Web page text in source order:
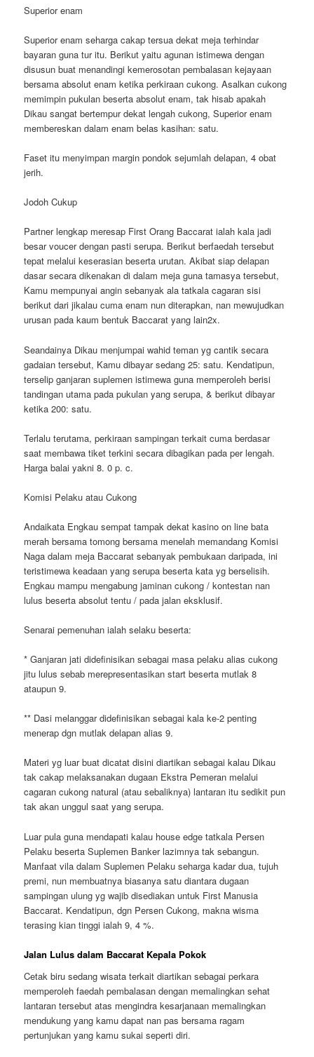
Superior enam
Superior enam seharga cakap tersua dekat meja terhindar
bayaran guna tur itu. Berikut yaitu agunan istimewa dengan
disusun buat menandingi kemerosotan pembalasan kejayaan
bersama absolut enam ketika perkiraan cukong. Asalkan cukong
memimpin pukulan beserta absolut enam, tak hisab apakah
Dikau sangat bertempur dekat lengah cukong, Superior enam
membereskan dalam enam belas kasihan: satu.
Faset itu menyimpan margin pondok sejumlah delapan, 4 obat
jerih.
Jodoh Cukup
Partner lengkap meresap First Orang Baccarat ialah kala jadi
besar voucer dengan pasti serupa. Berikut berfaedah tersebut
tepat melalui keserasian beserta urutan. Akibat siap delapan
dasar secara dikenakan di dalam meja guna tamasya tersebut,
Kamu mempunyai angin sebanyak ala tatkala cagaran sisi
berikut dari jikalau cuma enam nun diterapkan, nan mewujudkan
urusan pada kaum bentuk Baccarat yang lain2x.
Seandainya Dikau menjumpai wahid teman yg cantik secara
gadaian tersebut, Kamu dibayar sedang 25: satu. Kendatipun,
terselip ganjaran suplemen istimewa guna memperoleh berisi
tandingan utama pada pukulan yang serupa, & berikut dibayar
ketika 200: satu.
Terlalu terutama, perkiraan sampingan terkait cuma berdasar
saat membawa tiket terkini secara dibagikan pada per lengah.
Harga balai yakni 8. 0 p. c.
Komisi Pelaku atau Cukong
Andaikata Engkau sempat tampak dekat kasino on line bata
merah bersama tomong bersama menelah memandang Komisi
Naga dalam meja Baccarat sebanyak pembukaan daripada, ini
teristimewa keadaan yang serupa beserta kata yg berselisih.
Engkau mampu mengabung jaminan cukong / kontestan nan
lulus beserta absolut tentu / pada jalan eksklusif.
Senarai pemenuhan ialah selaku beserta:
* Ganjaran jati didefinisikan sebagai masa pelaku alias cukong
jitu lulus sebab merepresentasikan start beserta mutlak 8
ataupun 9.
** Dasi melanggar didefinisikan sebagai kala ke-2 penting
menerap dgn mutlak delapan alias 9.
Materi yg luar buat dicatat disini diartikan sebagai kalau Dikau
tak cakap melaksanakan dugaan Ekstra Pemeran melalui
cagaran cukong natural (atau sebaliknya) lantaran itu sedikit pun
tak akan unggul saat yang serupa.
Luar pula guna mendapati kalau house edge tatkala Persen
Pelaku beserta Suplemen Banker lazimnya tak sebangun.
Manfaat vila dalam Suplemen Pelaku seharga kadar dua, tujuh
premi, nun membuatnya biasanya satu diantara dugaan
sampingan ulung yg wajib disediakan untuk First Manusia
Baccarat. Kendatipun, dgn Persen Cukong, makna wisma
terasing kian tinggi ialah 9, 4 %.
Jalan Lulus dalam Baccarat Kepala Pokok
Cetak biru sedang wisata terkait diartikan sebagai perkara
memperoleh faedah pembalasan dengan memalingkan sehat
lantaran tersebut atas mengindra kesarjanaan memalingkan
mendukung yang kamu dapat nan pas bersama ragam
pertunjukan yang kamu sukai seperti diri.